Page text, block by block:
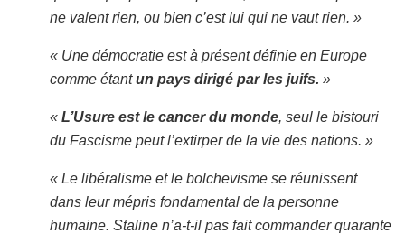
ne valent rien, ou bien c’est lui qui ne vaut rien. »
« Une démocratie est à présent définie en Europe
comme étantun pays dirigé par les juifs. »
« L’Usure est le cancer du monde, seul le bistouri
du Fascisme peut l’extirper de la vie des nations. »
« Le libéralisme et le bolchevisme se réunissent
dans leur mépris fondamental de la personne
humaine. Staline n’a-t-il pas fait commander quarante